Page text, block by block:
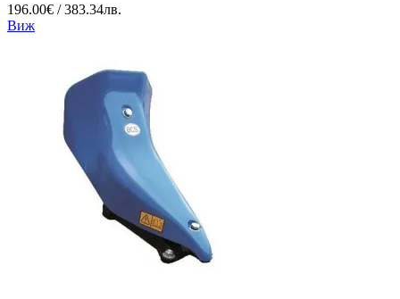
196.00€ / 383.34лв.
Виж